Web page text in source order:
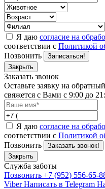
Я даю согласие на
соответствии с Политикой
Позвонить
Записаться!
Закрыть
Заказать звонок
Оставьте заявку на
свяжется с Вами с 9:00 до
Я даю согласие на
соответствии с Политикой
Позвонить
Заказать звонок!
Закрыть
Служба заботы
Позвонить +7 (952) 556-65-
ViberНаписать в Telegram